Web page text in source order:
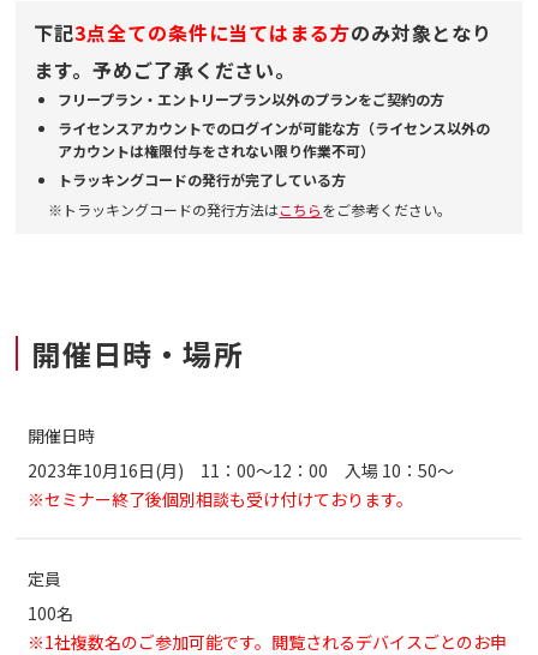
下記3点全ての条件に当てはまる方のみ対象となり
ます。予めご了承ください。
フリープラン・エントリープラン以外のプランをご契約の方
ライセンスアカウントでのログインが可能な方（ライセンス以外の
アカウントは権限付与をされない限り作業不可）
トラッキングコードの発行が完了している方
※トラッキングコードの発行方法はこちらをご参考ください。
開催日時・場所
開催日時
2023年10月16日(月) 11：00～12：00 入場 10：50～
※セミナー終了後個別相談も受け付けております。
定員
100名
※1社複数名のご参加可能です。閲覧されるデバイスごとのお申